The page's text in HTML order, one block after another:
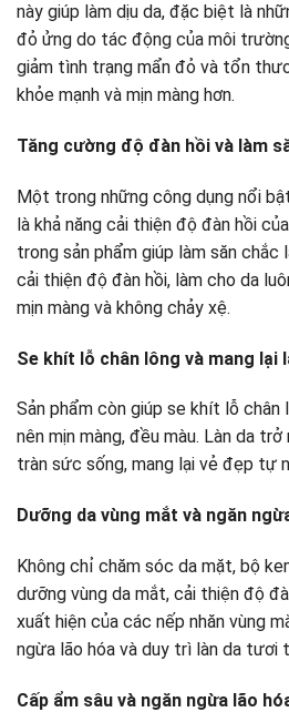
này giúp làm dịu da, đặc biệt là
đỏ ửng do tác động của môi
giảm tình trạng mẩn đỏ và tổn
khỏe mạnh và mịn màng hơn.
Tăng cường độ đàn hồi và làm
Một trong những công dụng nổi
là khả năng cải thiện độ đàn hồi
trong sản phẩm giúp làm săn chắc
cải thiện độ đàn hồi, làm cho da
mịn màng và không chảy xệ.
Se khít lỗ chân lông và mang lại
Sản phẩm còn giúp se khít lỗ
nên mịn màng, đều màu. Làn da
tràn sức sống, mang lại vẻ đẹp tự
Dưỡng da vùng mắt và ngăn
Không chỉ chăm sóc da mặt, bộ
dưỡng vùng da mắt, cải thiện độ
xuất hiện của các nếp nhăn vùng
ngừa lão hóa và duy trì làn da tươi
Cấp ẩm sâu và ngăn ngừa lão